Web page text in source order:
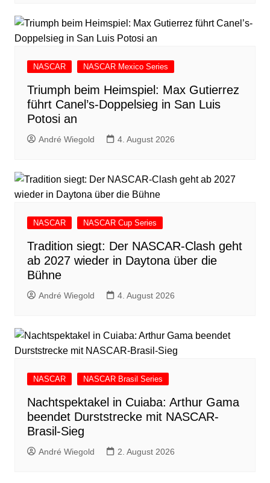
NASCAR NASCAR Mexico Series
Triumph beim Heimspiel: Max Gutierrez
führt Canel’s-Doppelsieg in San Luis
Potosi an
André Wiegold 4. August 2026
NASCAR NASCAR Cup Series
Tradition siegt: Der NASCAR-Clash geht
ab 2027 wieder in Daytona über die
Bühne
André Wiegold 4. August 2026
NASCAR NASCAR Brasil Series
Nachtspektakel in Cuiaba: Arthur Gama
beendet Durststrecke mit NASCAR-
Brasil-Sieg
André Wiegold 2. August 2026